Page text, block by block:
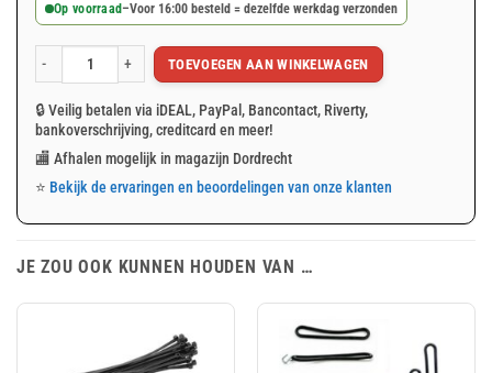
Op voorraad–Voor 16:00 besteld = dezelfde werkdag verzonden
Wit afdekzeil 6x8m 150gr/m² NVO Brandvertragend aantal
TOEVOEGEN AAN WINKELWAGEN
🔒 Veilig betalen via iDEAL, PayPal, Bancontact, Riverty,
bankoverschrijving, creditcard en meer!
🏬 Afhalen mogelijk in magazijn Dordrecht
⭐ Bekijk de ervaringen en beoordelingen van onze klanten
JE ZOU OOK KUNNEN HOUDEN VAN …